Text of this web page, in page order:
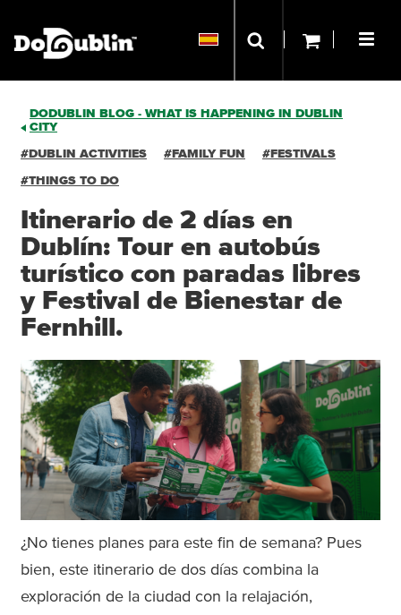
DODUBLIN BLOG - WHAT IS HAPPENING IN DUBLIN
CITY
#DUBLIN ACTIVITIES #FAMILY FUN #FESTIVALS
#THINGS TO DO
Itinerario de 2 días en
Dublín: Tour en autobús
turístico con paradas libres
y Festival de Bienestar de
Fernhill.
¿No tienes planes para este fin de semana? Pues
bien, este itinerario de dos días combina la
exploración de la ciudad con la relajación,